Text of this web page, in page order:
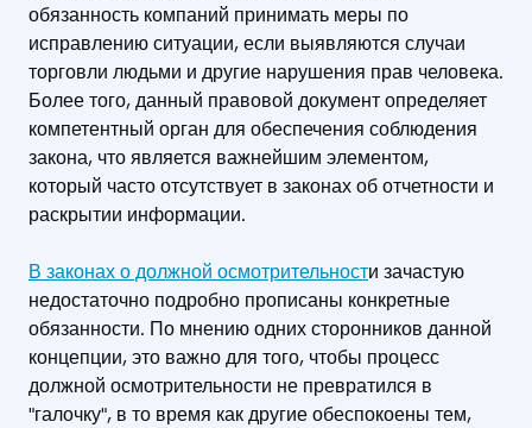
обязанность компаний принимать меры по
исправлению ситуации, если выявляются случаи
торговли людьми и другие нарушения прав человека.
Более того, данный правовой документ определяет
компетентный орган для обеспечения соблюдения
закона, что является важнейшим элементом,
который часто отсутствует в законах об отчетности и
раскрытии информации.
В законах о должной осмотрительности зачастую
недостаточно подробно прописаны конкретные
обязанности. По мнению одних сторонников данной
концепции, это важно для того, чтобы процесс
должной осмотрительности не превратился в
"галочку", в то время как другие обеспокоены тем,